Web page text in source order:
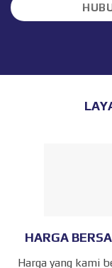
HARGA
Harga yang kami